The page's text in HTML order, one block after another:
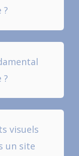
?
?
visuels
un site